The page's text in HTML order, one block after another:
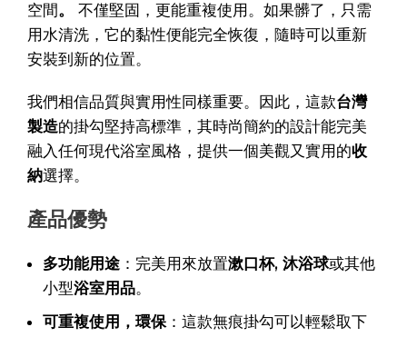
空間。 不僅堅固，更能重複使用。如果髒了，只需
用水清洗，它的黏性便能完全恢復，隨時可以重新
安裝到新的位置。
我們相信品質與實用性同樣重要。因此，這款台灣
製造的掛勾堅持高標準，其時尚簡約的設計能完美
融入任何現代浴室風格，提供一個美觀又實用的收
納選擇。
產品優勢
多功能用途 ：完美用來放置漱口杯, 沐浴球或其他
小型浴室用品。
可重複使用，環保：這款無痕掛勾可以輕鬆取下